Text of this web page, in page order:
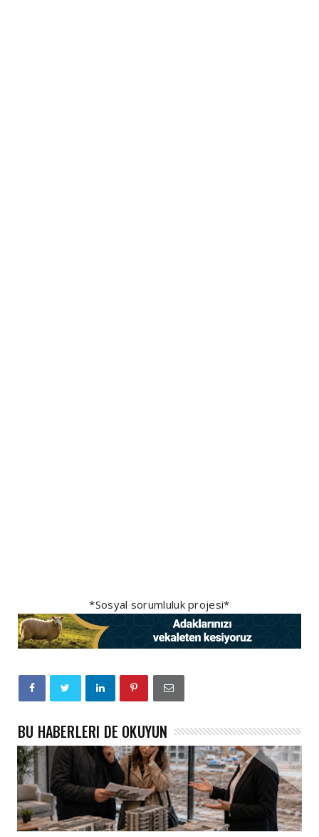
*Sosyal sorumluluk projesi*
BU HABERLERI DE OKUYUN